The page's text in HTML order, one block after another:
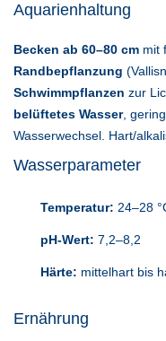
Aquarienhaltung
Becken ab 60–80 cm mit
Randbepflanzung
Schwimmpflanzen zur
belüftetes Wasser,
Wasserwechsel. Hart/
Wasserparameter
Temperatur: 24–28
pH-Wert: 7,2–8,2
Härte: mittelhart bis
Ernährung